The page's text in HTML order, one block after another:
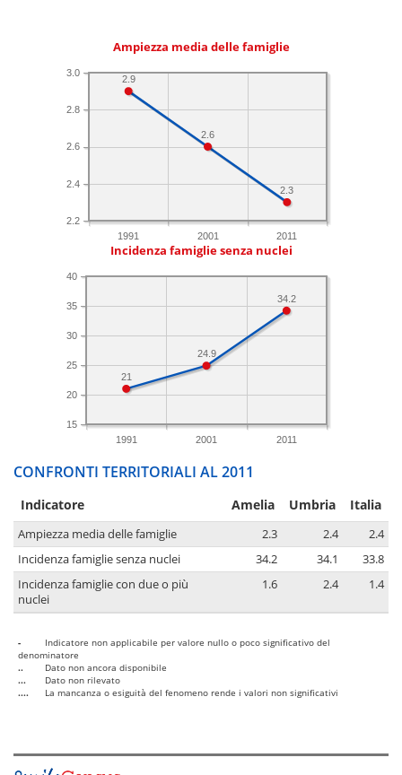
Ampiezza media delle famiglie
1991 2001 2011
2.2
2.4
2.6
2.8
3.0
2.3
2.6
2.9
Incidenza famiglie senza nuclei
1991 2001 2011
15
20
25
30
35
40
34.2
24.9
21
CONFRONTI TERRITORIALI AL 2011
Indicatore Amelia Umbria Italia
Ampiezza media delle famiglie 2.3 2.4
2.4
Incidenza famiglie senza nuclei
34.2 34.1
33.8
Incidenza famiglie con due o più
nuclei
1.6 2.4 1.4
-
Indicatore non applicabile per valore nullo o poco significativo del
denominatore
..
Dato non ancora disponibile
...
Dato non rilevato
....
La mancanza o esiguità del fenomeno rende i valori non significativi